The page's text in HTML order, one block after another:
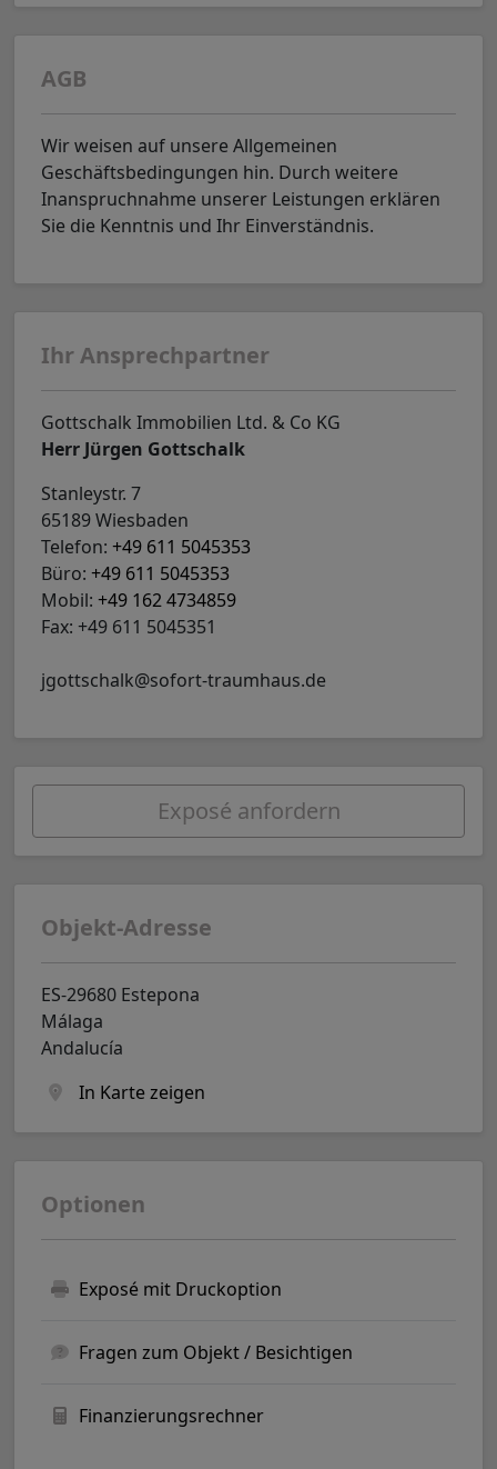
AGB
Wir weisen auf unsere Allgemeinen
Geschäftsbedingungen hin. Durch weitere
Inanspruchnahme unserer Leistungen erklären
Sie die Kenntnis und Ihr Einverständnis.
Ihr Ansprechpartner
Gottschalk Immobilien Ltd. & Co KG
Herr Jürgen Gottschalk
Stanleystr. 7
65189 Wiesbaden
Telefon: +49 611 5045353
Büro: +49 611 5045353
Mobil: +49 162 4734859
Fax: +49 611 5045351
jgottschalk@sofort-traumhaus.de
Exposé anfordern
Objekt-Adresse
ES-29680 Estepona
Málaga
Andalucía
In Karte zeigen
Optionen
Exposé mit Druckoption
Fragen zum Objekt / Besichtigen
Finanzierungsrechner